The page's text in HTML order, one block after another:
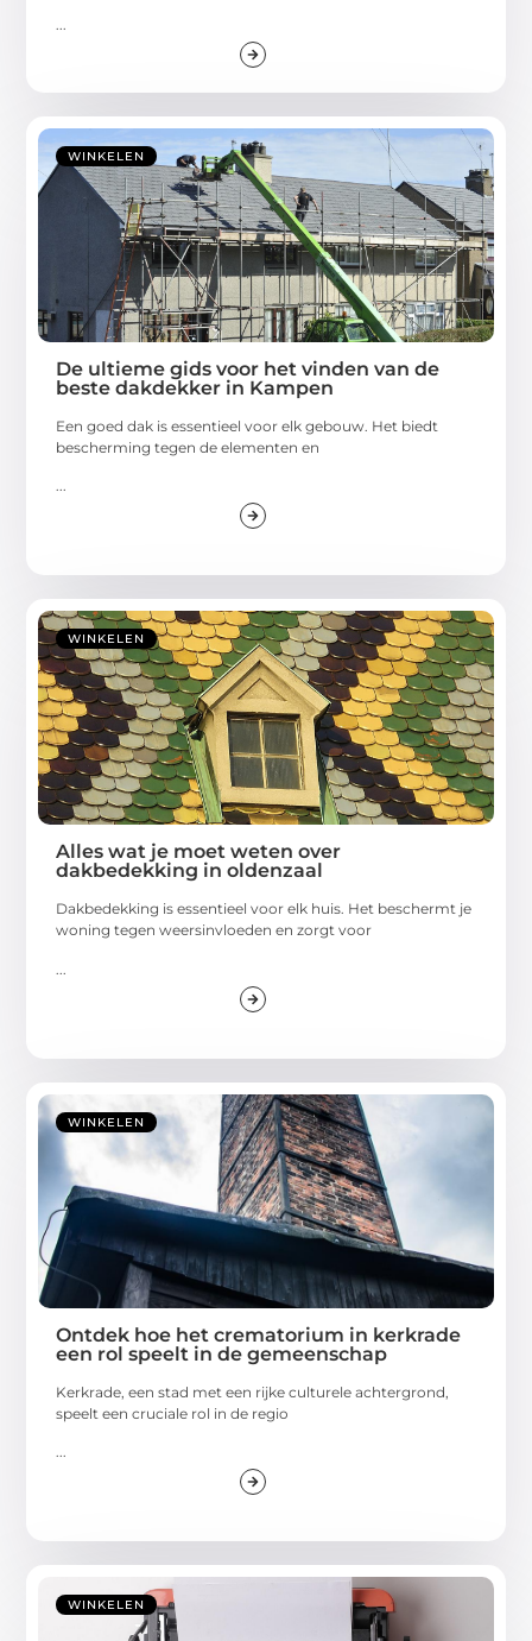
WINKELEN
De ultieme gids voor het vinden van de
beste dakdekker in Kampen
Een goed dak is essentieel voor elk gebouw. Het biedt
bescherming tegen de elementen en
...
WINKELEN
Alles wat je moet weten over
dakbedekking in oldenzaal
Dakbedekking is essentieel voor elk huis. Het beschermt je
woning tegen weersinvloeden en zorgt voor
WINKELEN
Ontdek hoe het crematorium in kerkrade
een rol speelt in de gemeenschap
Kerkrade, een stad met een rijke culturele achtergrond,
speelt een cruciale rol in de regio
...
WINKELEN